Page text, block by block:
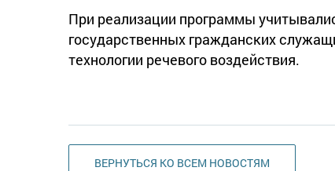
При реализации программы
государственных гражданских
технологии речевого воздействия.
ВЕРНУТЬСЯ КО ВСЕМ НОВОСТЯМ